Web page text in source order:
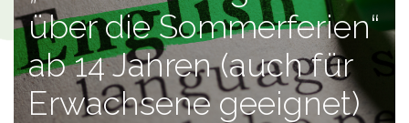
über die Sommerferien“
ab 14 Jahren (auch für
Erwachsene geeignet)